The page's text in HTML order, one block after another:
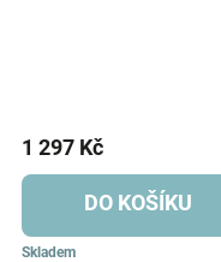
Skladem
1 297 Kč
DO KOŠÍKU